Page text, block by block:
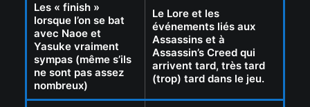
Les « finish »
lorsque l’on se bat
avec Naoe et
Yasuke vraiment
sympas (même s’ils
ne sont pas assez
nombreux)
Le Lore et les
événements liés aux
Assassins et à
Assassin’s Creed qui
arrivent tard, très tard
(trop) tard dans le jeu.